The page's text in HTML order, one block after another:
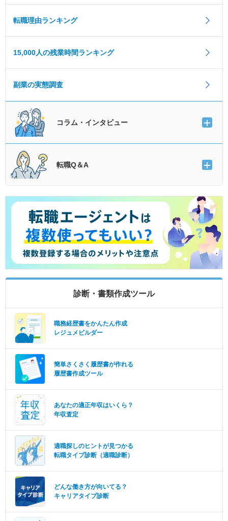
転職理由ランキング
15,000人の残業時間ランキング
副業の実態調査
コラム・インタビュー
転職Q＆A
診断・書類作成ツール
職務経歴書をかんたん作成
レジュメビルダー
簡単さくさく履歴書が作れる
履歴書作成ツール
あなたの適正年収はいくら？
年収査定
適職探しのヒントが見つかる
転職タイプ診断（適職診断）
どんな働き方が向いてる？
キャリアタイプ診断